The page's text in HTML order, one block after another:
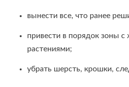
вынести все, что ранее
привести в порядок зоны
растениями;
убрать шерсть, крошки,